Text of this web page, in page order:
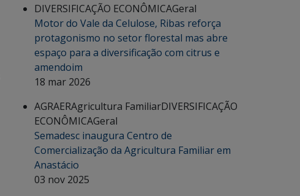
DIVERSIFICAÇÃO ECONÔMICAGeral
Motor do Vale da Celulose, Ribas reforça
protagonismo no setor florestal mas abre
espaço para a diversificação com citrus e
amendoim
18 mar 2026
AGRAERAgricultura FamiliarDIVERSIFICAÇÃO
ECONÔMICAGeral
Semadesc inaugura Centro de
Comercialização da Agricultura Familiar em
Anastácio
03 nov 2025